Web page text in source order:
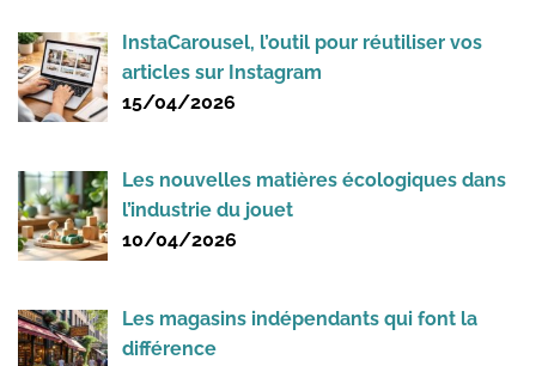
InstaCarousel, l’outil pour réutiliser vos
articles sur Instagram
15/04/2026
Les nouvelles matières écologiques dans
l’industrie du jouet
10/04/2026
Les magasins indépendants qui font la
différence